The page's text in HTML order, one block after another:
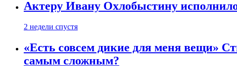
Актеру Ивану Охлобыстину
2 недели спустя
«Есть совсем дикие для меня вещи»
самым сложным?